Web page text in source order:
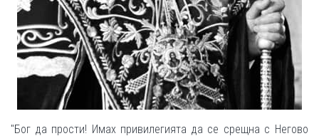
"Бог да прости! Имах привилегията да се срещна с Негово